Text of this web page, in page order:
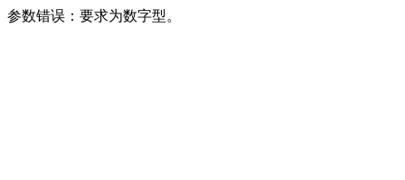
参数错误：要求为数字型。